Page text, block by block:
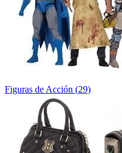
Figuras de Acción (29)